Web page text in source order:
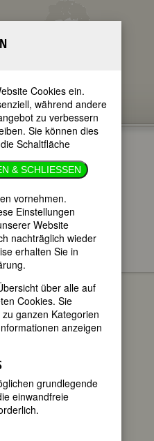
TIECK
im ganzen Text
nur in Titeln
Tieck
Cookies ein.
während andere
zu verbessern
Sie können dies
Schaltfläche
& SCHLIESSEN
vornehmen.
Einstellungen
Website
nachträglich wieder
erhalten Sie in
über alle auf
Cookies. Sie
ganzen Kategorien
anzeigen
grundlegende
einwandfreie